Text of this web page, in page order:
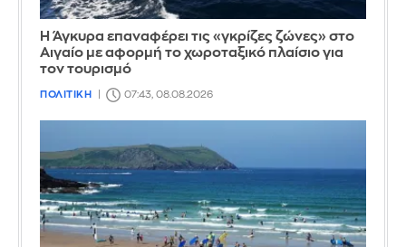
Η Άγκυρα επαναφέρει τις «γκρίζες ζώνες» στο
Αιγαίο με αφορμή το χωροταξικό πλαίσιο για
τον τουρισμό
ΠΟΛΙΤΙΚΗ 07:43, 08.08.2026